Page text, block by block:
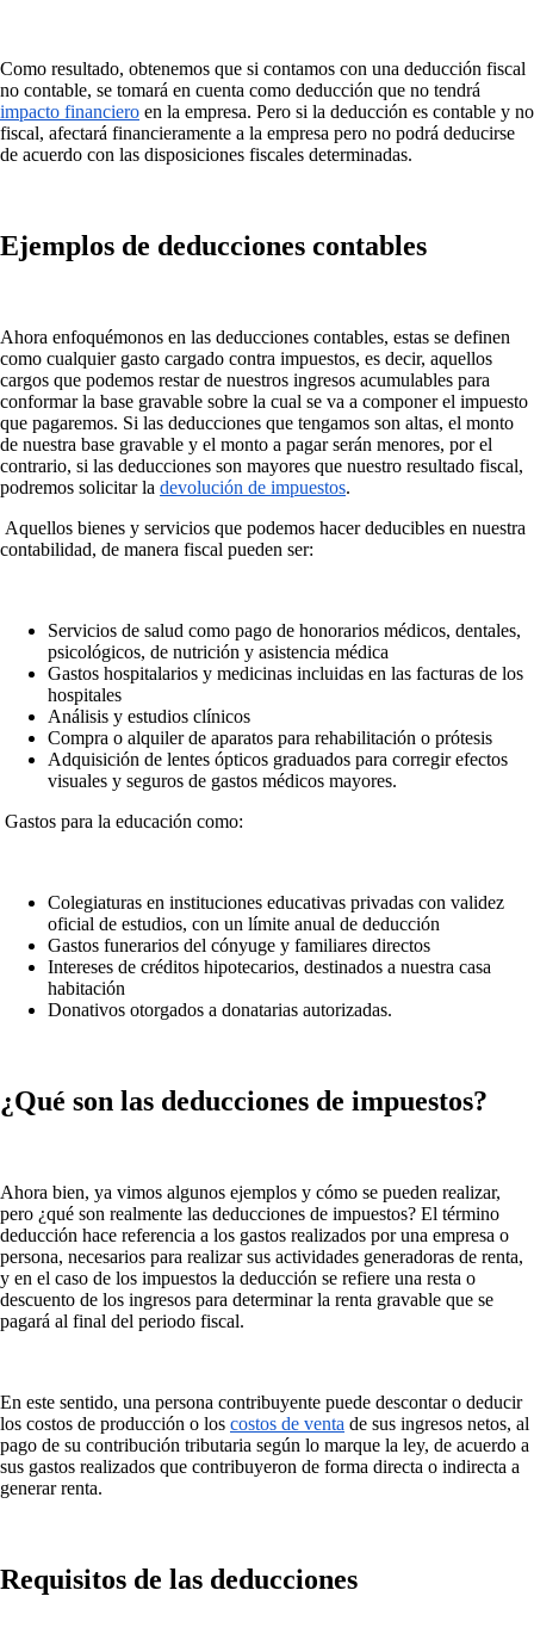
Como resultado, obtenemos que si contamos con una deducción fiscal
no contable, se tomará en cuenta como deducción que no tendrá
impacto financiero en la empresa. Pero si la deducción es contable y no
fiscal, afectará financieramente a la empresa pero no podrá deducirse
de acuerdo con las disposiciones fiscales determinadas.
Ejemplos de deducciones contables
Ahora enfoquémonos en las deducciones contables, estas se definen
como cualquier gasto cargado contra impuestos, es decir, aquellos
cargos que podemos restar de nuestros ingresos acumulables para
conformar la base gravable sobre la cual se va a componer el impuesto
que pagaremos. Si las deducciones que tengamos son altas, el monto
de nuestra base gravable y el monto a pagar serán menores, por el
contrario, si las deducciones son mayores que nuestro resultado fiscal,
podremos solicitar la devolución de impuestos.
Aquellos bienes y servicios que podemos hacer deducibles en nuestra
contabilidad, de manera fiscal pueden ser:
Servicios de salud como pago de honorarios médicos, dentales,
psicológicos, de nutrición y asistencia médica
Gastos hospitalarios y medicinas incluidas en las facturas de los
hospitales
Análisis y estudios clínicos
Compra o alquiler de aparatos para rehabilitación o prótesis
Adquisición de lentes ópticos graduados para corregir efectos
visuales y seguros de gastos médicos mayores.
Gastos para la educación como:
Colegiaturas en instituciones educativas privadas con validez
oficial de estudios, con un límite anual de deducción
Gastos funerarios del cónyuge y familiares directos
Intereses de créditos hipotecarios, destinados a nuestra casa
habitación
Donativos otorgados a donatarias autorizadas.
¿Qué son las deducciones de impuestos?
Ahora bien, ya vimos algunos ejemplos y cómo se pueden realizar,
pero ¿qué son realmente las deducciones de impuestos? El término
deducción hace referencia a los gastos realizados por una empresa o
persona, necesarios para realizar sus actividades generadoras de renta,
y en el caso de los impuestos la deducción se refiere una resta o
descuento de los ingresos para determinar la renta gravable que se
pagará al final del periodo fiscal.
En este sentido, una persona contribuyente puede descontar o deducir
los costos de producción o los costos de venta de sus ingresos netos, al
pago de su contribución tributaria según lo marque la ley, de acuerdo a
sus gastos realizados que contribuyeron de forma directa o indirecta a
generar renta.
Requisitos de las deducciones